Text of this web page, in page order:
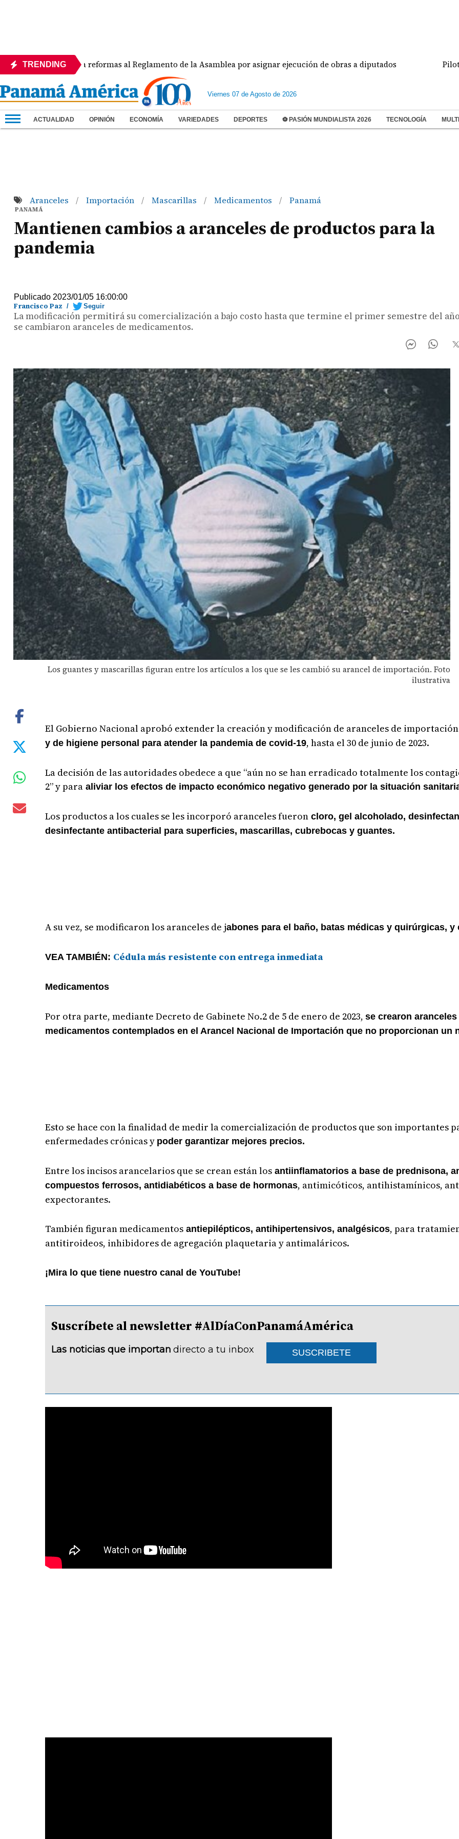
TRENDING
APEDE rechaza reformas al Reglamento de la Asamblea por asignar ejecución de obras a diputados Pilotos de
Viernes 07 de Agosto de 2026
ACTUALIDAD OPINIÓN ECONOMÍA VARIEDADES DEPORTES ⚽ PASIÓN MUNDIALISTA 2026 TECNOLOGÍA
Aranceles / Importación / Mascarillas / Medicamentos / Panamá
PANAMÁ
Mantienen cambios a aranceles de productos para la
pandemia
Publicado 2023/01/05 16:00:00
Francisco Paz / Seguir
La modificación permitirá su comercialización a bajo costo hasta que termine el primer semestre del
se cambiaron aranceles de medicamentos.
Los guantes y mascarillas figuran entre los artículos a los que se les cambió su arancel de importación. Foto
ilustrativa
El Gobierno Nacional aprobó extender la creación y modificación de aranceles de
y de higiene personal para atender la pandemia de covid-19, hasta el 30 de junio de 2023.
La decisión de las autoridades obedece a que “aún no se han erradicado totalmente los
2” y para aliviar los efectos de impacto económico negativo generado por la situación
Los productos a los cuales se les incorporó aranceles fueron cloro, gel alcoholado,
desinfectante antibacterial para superficies, mascarillas, cubrebocas y guantes.
A su vez, se modificaron los aranceles de jabones para el baño, batas médicas y quirúrgicas, y
VEA TAMBIÉN: Cédula más resistente con entrega inmediata
Medicamentos
Por otra parte, mediante Decreto de Gabinete No.2 de 5 de enero de 2023,se crearon
medicamentos contemplados en el Arancel Nacional de Importación que no proporcionan un
Esto se hace con la finalidad de medir la comercialización de productos que son importantes
enfermedades crónicas y poder garantizar mejores precios.
Entre los incisos arancelarios que se crean están los antiinflamatorios a base de prednisona,
compuestos ferrosos, antidiabéticos a base de hormonas, antimicóticos, antihistamínicos,
expectorantes.
También figuran medicamentos antiepilépticos, antihipertensivos, analgésicos, para
antitiroideos, inhibidores de agregación plaquetaria y antimaláricos.
¡Mira lo que tiene nuestro canal de YouTube!
Suscríbete al newsletter #AlDíaConPanamáAmérica
Las noticias que importan directo a tu inbox SUSCRIBETE